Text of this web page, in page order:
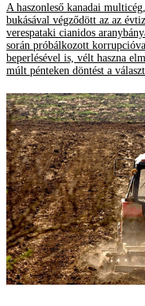
A haszonleső kanadai
bukásával végződött az az
verespataki cianidos
során próbálkozott
beperlésével is, vélt haszna
múlt pénteken döntést a